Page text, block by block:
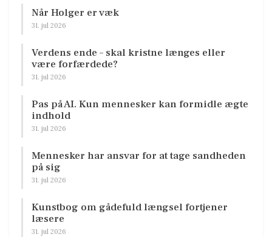
Når Holger er væk
31. jul 2026
Verdens ende – skal kristne længes eller
være forfærdede?
31. jul 2026
Pas på AI. Kun mennesker kan formidle ægte
indhold
31. jul 2026
Mennesker har ansvar for at tage sandheden
på sig
31. jul 2026
Kunstbog om gådefuld længsel fortjener
læsere
31. jul 2026